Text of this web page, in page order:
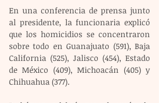
En una conferencia de prensa junto
al presidente, la funcionaria explicó
que los homicidios se concentraron
sobre todo en Guanajuato (591), Baja
California (525), Jalisco (454), Estado
de México (409), Michoacán (405) y
Chihuahua (377).